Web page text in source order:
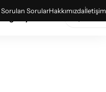
Sorulan SorularHakkımızdaİletişim
Kıyafetleri